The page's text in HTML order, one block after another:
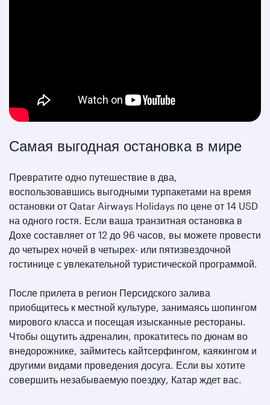
Самая выгодная остановка в мире
Превратите одно путешествие в два,
воспользовавшись выгодными турпакетами на время
остановки от Qatar Airways Holidays по цене от 14 USD
на одного гостя. Если ваша транзитная остановка в
Дохе составляет от 12 до 96 часов, вы можете провести
до четырех ночей в четырех- или пятизвездочной
гостинице с увлекательной туристической программой.
После прилета в регион Персидского залива
приобщитесь к местной культуре, занимаясь шопингом
мирового класса и посещая изысканные рестораны.
Чтобы ощутить адреналин, прокатитесь по дюнам во
внедорожнике, займитесь кайтсерфингом, каякингом и
другими видами проведения досуга. Если вы хотите
совершить незабываемую поездку, Катар ждет вас.